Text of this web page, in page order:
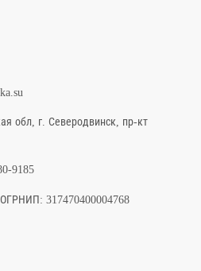
обл, г. Северодвинск, пр-кт
9185
317470400004768